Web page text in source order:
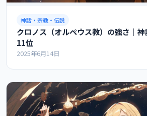
神話・宗教・伝説
クロノス（オルペウス教）の強さ｜
11位
2025年6月14日